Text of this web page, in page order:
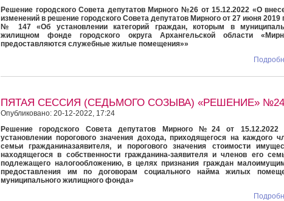
Решение городского Совета депутатов Мирного №26 от 15.12.2022 «О
изменений в решение городского Совета депутатов Мирного от 27 июня 2019
№ 147 «Об установлении категорий граждан, которым в
жилищном фонде городского округа Архангельской области
предоставляются служебные жилые помещения»»
ПЯТАЯ СЕССИЯ (СЕДЬМОГО СОЗЫВА) «РЕШЕНИЕ» №24
Опубликовано: 20-12-2022, 17:24
Решение городского Совета депутатов Мирного №24 от 15.12.2022
установлении порогового значения дохода, приходящегося на каждого
семьи гражданиназаявителя, и порогового значения стоимости
находящегося в собственности гражданина-заявителя и членов его
подлежащего налогообложению, в целях признания граждан
предоставления им по договорам социального найма жилых
муниципального жилищного фонда»